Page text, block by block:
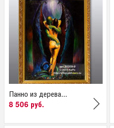
Панно из дерева...
8 506 руб.